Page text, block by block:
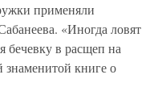
применяли
«Иногда ловят
бечевку в расщеп на
знаменитой книге о